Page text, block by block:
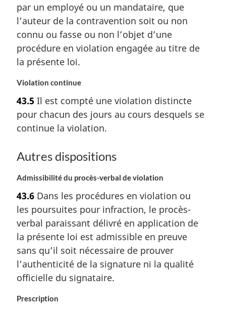
par un employé ou un mandataire, que
l’auteur de la contravention soit ou non
connu ou fasse ou non l’objet d’une
procédure en violation engagée au titre de
la présente loi.
Violation continue
43.5 Il est compté une violation distincte
pour chacun des jours au cours desquels se
continue la violation.
Autres dispositions
Admissibilité du procès-verbal de violation
43.6 Dans les procédures en violation ou
les poursuites pour infraction, le procès-
verbal paraissant délivré en application de
la présente loi est admissible en preuve
sans qu’il soit nécessaire de prouver
l’authenticité de la signature ni la qualité
officielle du signataire.
Prescription